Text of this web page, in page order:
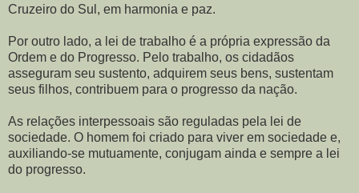
Cruzeiro do Sul, em harmonia e paz.
Por outro lado, a lei de trabalho é a própria expressão da
Ordem e do Progresso. Pelo trabalho, os cidadãos
asseguram seu sustento, adquirem seus bens, sustentam
seus filhos, contribuem para o progresso da nação.
As relações interpessoais são reguladas pela lei de
sociedade. O homem foi criado para viver em sociedade e,
auxiliando-se mutuamente, conjugam ainda e sempre a lei
do progresso.